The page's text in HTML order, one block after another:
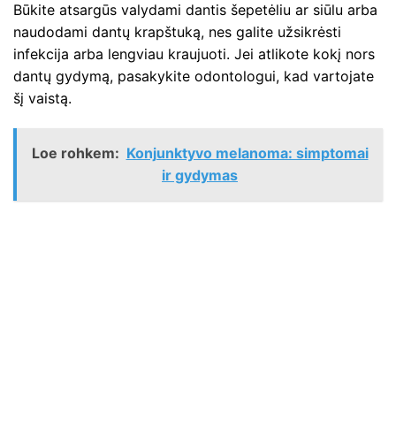
Būkite atsargūs valydami dantis šepetėliu ar siūlu arba
naudodami dantų krapštuką, nes galite užsikrėsti
infekcija arba lengviau kraujuoti. Jei atlikote kokį nors
dantų gydymą, pasakykite odontologui, kad vartojate
šį vaistą.
Loe rohkem: Konjunktyvo melanoma: simptomai
ir gydymas